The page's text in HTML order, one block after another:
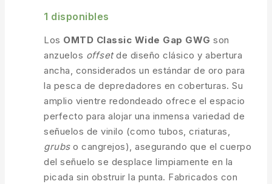
1 disponibles
Los OMTD Classic Wide Gap GWG son
anzuelos offsetde diseño clásico y abertura
ancha, considerados un estándar de oro para
la pesca de depredadores en coberturas. Su
amplio vientre redondeado ofrece el espacio
perfecto para alojar una inmensa variedad de
señuelos de vinilo (como tubos, criaturas,
grubso cangrejos), asegurando que el cuerpo
del señuelo se desplace limpiamente en la
picada sin obstruir la punta. Fabricados con